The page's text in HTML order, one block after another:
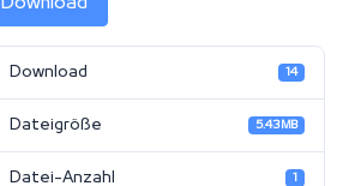
Download 14
Dateigröße 5.43 MB
Datei-Anzahl 1